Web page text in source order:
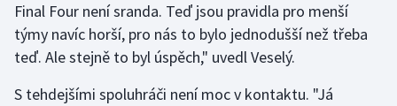
Final Four není sranda. Teď jsou pravidla pro menší
týmy navíc horší, pro nás to bylo jednodušší než třeba
teď. Ale stejně to byl úspěch," uvedl Veselý.
S tehdejšími spoluhráči není moc v kontaktu. "Já